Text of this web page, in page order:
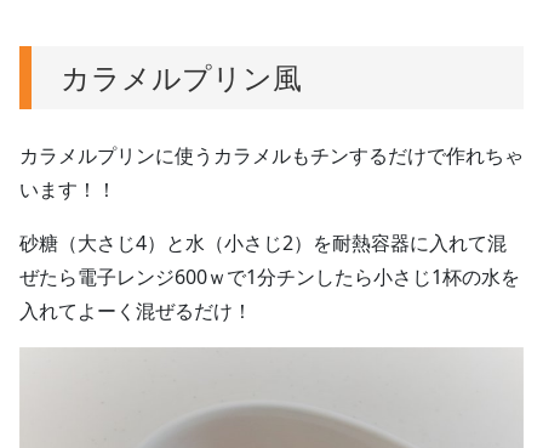
カラメルプリン風
カラメルプリンに使うカラメルもチンするだけで作れちゃ
います！！
砂糖（大さじ4）と水（小さじ2）を耐熱容器に入れて混
ぜたら電子レンジ600ｗで1分チンしたら小さじ1杯の水を
入れてよーく混ぜるだけ！